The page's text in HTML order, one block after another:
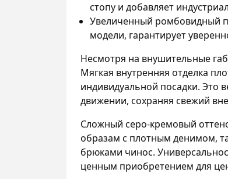
стопу и добавляет
Увеличенный ромбовидный
модели, гарантирует
Несмотря на внушительные
Мягкая внутренняя отделка
индивидуальной посадки. Это
движении, сохраняя свежий
Сложный серо-кремовый
образам с плотным денимом,
брюками чинос.
ценным приобретением для